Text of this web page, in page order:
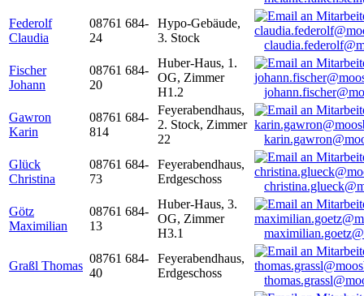
Federolf
Claudia
08761 684-
24
Hypo-Gebäude,
3. Stock
Fischer
Johann
08761 684-
20
Huber-Haus, 1.
OG, Zimmer
H1.2
Gawron
Karin
08761 684-
814
Feyerabendhaus,
2. Stock, Zimmer
22
Glück
Christina
08761 684-
73
Feyerabendhaus,
Erdgeschoss
Götz
Maximilian
08761 684-
13
Huber-Haus, 3.
OG, Zimmer
H3.1
Graßl Thomas
08761 684-
40
Feyerabendhaus,
Erdgeschoss